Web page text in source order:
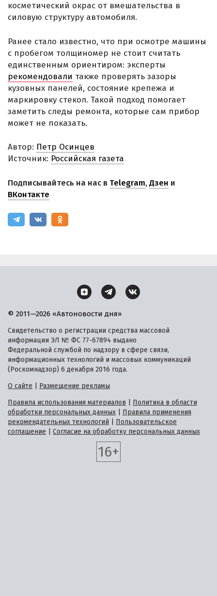
косметический окрас от вмешательства в
силовую структуру автомобиля.
Ранее стало известно, что при осмотре машины
с пробегом толщиномер не стоит считать
единственным ориентиром: эксперты
рекомендовали также проверять зазоры
кузовных панелей, состояние крепежа и
маркировку стекол. Такой подход помогает
заметить следы ремонта, которые сам прибор
может не показать.
Автор: Петр Осинцев
Источник: Российская газета
Подписывайтесь на нас в Telegram,Дзен и
ВКонтакте
© 2011—2026 «Автоновости дня»
Свидетельство о регистрации средства массовой
информации ЭЛ № ФС 77-67894 выдано
Федеральной службой по надзору в сфере связи,
информационных технологий и массовых коммуникаций
(Роскомнадзор) 6 декабря 2016 года.
О сайте
Размещение рекламы
Правила использования материалов
Политика в области
обработки персональных данных
Правила применения
рекомендательных технологий
Пользовательское
соглашение
Согласие на обработку персональных данных
16+